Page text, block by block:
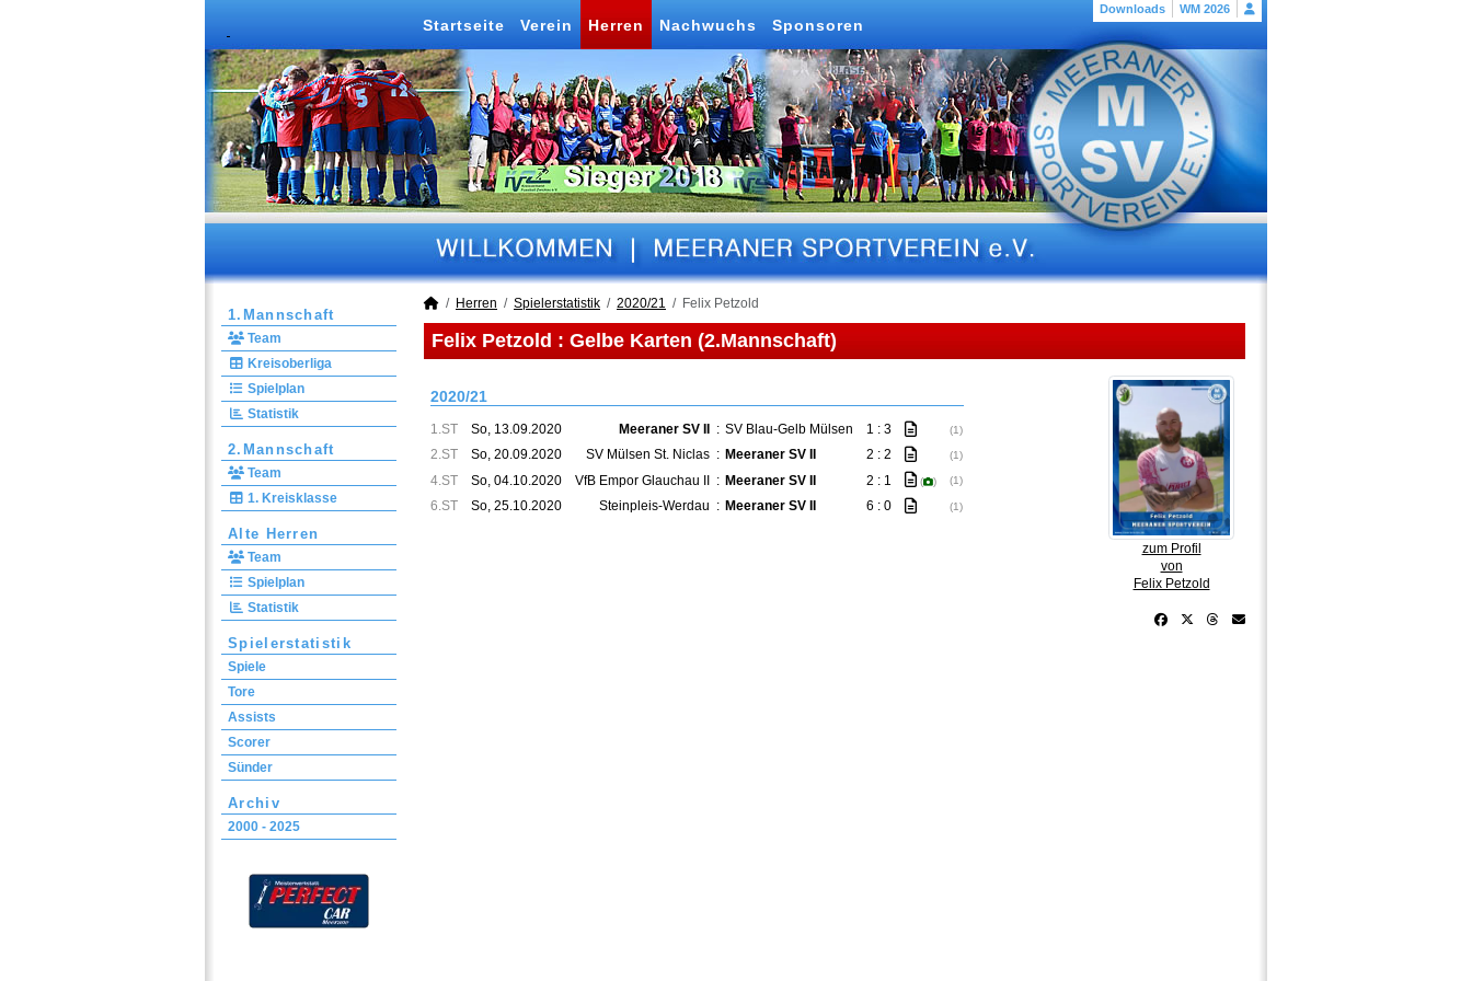
Downloads WM 2026
Startseite Verein Herren Nachwuchs Sponsoren
1.Mannschaft
Team
Kreisoberliga
Spielplan
Statistik
2.Mannschaft
Team
1. Kreisklasse
Alte Herren
Team
Spielplan
Statistik
Spielerstatistik
Spiele
Tore
Assists
Scorer
Sünder
Archiv
2000 - 2025
Herren Spielerstatistik 2020/21 Felix Petzold
Felix Petzold : Gelbe Karten (2.Mannschaft)
zum Profil
von
Felix Petzold
2020/21
1.ST So, 13.09.2020 Meeraner SV II : SV Blau-Gelb Mülsen 1 : 3 (1)
2.ST So, 20.09.2020 SV Mülsen St. Niclas : Meeraner SV II 2 : 2 (1)
4.ST So, 04.10.2020 VfB Empor Glauchau II : Meeraner SV II 2 : 1 ( ) (1)
6.ST So, 25.10.2020 Steinpleis-Werdau : Meeraner SV II 6 : 0 (1)